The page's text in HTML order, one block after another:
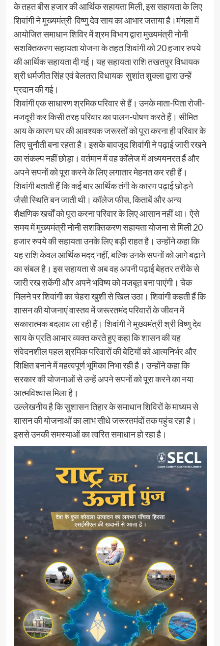
के तहत बीस हजार की आर्थिक सहायता मिली, इस सहायता के लिए
शिवांगी ने मुख्यमंत्री विष्णु देव साय का आभार जताया है।मंगला में
आयोजित समाधान शिविर में श्रम विभाग द्वारा मुख्यमंत्री नोनी
सशक्तिकरण सहायता योजना के तहत शिवांगी को 20 हजार रुपये
की आर्थिक सहायता दी गई। यह सहायता राशि तखतपुर विधायक
श्री धर्मजीत सिंह एवं बेलतरा विधायक सुशांत शुक्ला द्वारा उन्हें
प्रदान की गई।
शिवांगी एक साधारण श्रमिक परिवार से हैं। उनके माता-पिता रोजी-
मजदूरी कर किसी तरह परिवार का पालन-पोषण करते हैं। सीमित
आय के कारण घर की आवश्यक जरूरतों को पूरा करना ही परिवार के
लिए चुनौती बना रहता है। इसके बावजूद शिवांगी ने पढ़ाई जारी रखने
का संकल्प नहीं छोड़ा। वर्तमान में वह कॉलेज में अध्ययनरत हैं और
अपने सपनों को पूरा करने के लिए लगातार मेहनत कर रही हैं।
शिवांगी बताती हैं कि कई बार आर्थिक तंगी के कारण पढ़ाई छोड़ने
जैसी स्थिति बन जाती थी। कॉलेज फीस, किताबें और अन्य
शैक्षणिक खर्चों को पूरा करना परिवार के लिए आसान नहीं था। ऐसे
समय में मुख्यमंत्री नोनी सशक्तिकरण सहायता योजना से मिली 20
हजार रुपये की सहायता उनके लिए बड़ी राहत है। उन्होंने कहा कि
यह राशि केवल आर्थिक मदद नहीं, बल्कि उनके सपनों को आगे बढ़ाने
का संबल है। इस सहायता से अब वह अपनी पढ़ाई बेहतर तरीके से
जारी रख सकेंगी और अपने भविष्य को मजबूत बना पाएंगी। चेक
मिलने पर शिवांगी का चेहरा खुशी से खिल उठा। शिवांगी कहती हैं कि
शासन की योजनाएं वास्तव में जरूरतमंद परिवारों के जीवन में
सकारात्मक बदलाव ला रही हैं। शिवांगी ने मुख्यमंत्री श्री विष्णु देव
साय के प्रति आभार व्यक्त करते हुए कहा कि शासन की यह
संवेदनशील पहल श्रमिक परिवारों की बेटियों को आत्मनिर्भर और
शिक्षित बनाने में महत्वपूर्ण भूमिका निभा रही है। उन्होंने कहा कि
सरकार की योजनाओं से उन्हें अपने सपनों को पूरा करने का नया
आत्मविश्वास मिला है।
उल्लेखनीय है कि सुशासन तिहार के समाधान शिविरों के माध्यम से
शासन की योजनाओं का लाभ सीधे जरूरतमंदों तक पहुंच रहा है।
इससे उनकी समस्याओं का त्वरित समाधान हो रहा है।